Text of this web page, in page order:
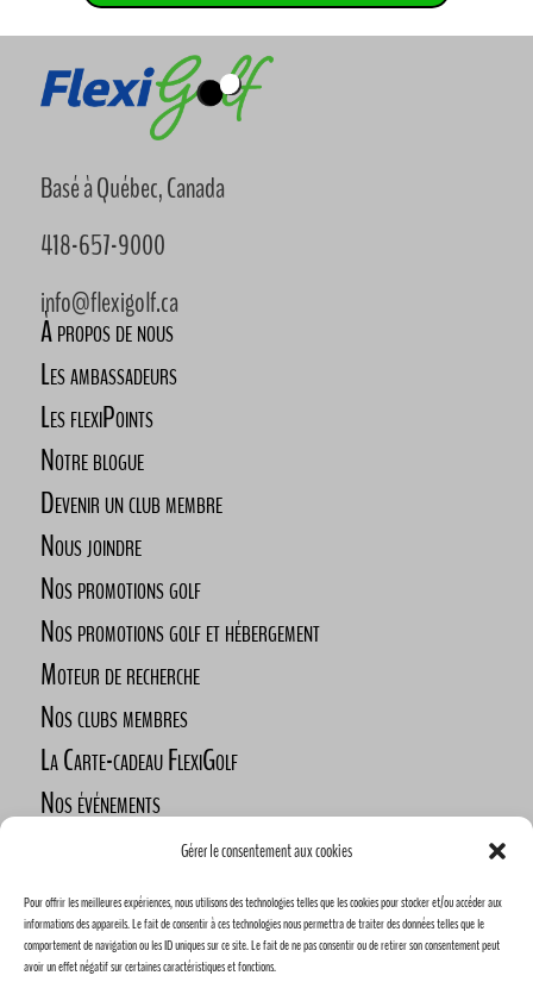
Gérer le consentement aux cookies
Pour offrir les meilleures expériences, nous utilisons des technologies telles que les cookies pour stocker et/ou accéder aux
informations des appareils. Le fait de consentir à ces technologies nous permettra de traiter des données telles que le
comportement de navigation ou les ID uniques sur ce site. Le fait de ne pas consentir ou de retirer son consentement peut
avoir un effet négatif sur certaines caractéristiques et fonctions.
Basé à Québec, Canada
418-657-9000
info@flexigolf.ca
À propos de nous
Les ambassadeurs
Les flexiPoints
Notre blogue
Devenir un club membre
Nous joindre
Nos promotions golf
Nos promotions golf et hébergement
Moteur de recherche
Nos clubs membres
La Carte-cadeau FlexiGolf
Nos événements
Défi des golfeurs nomades
Nos commanditaires
Devenez commanditaire